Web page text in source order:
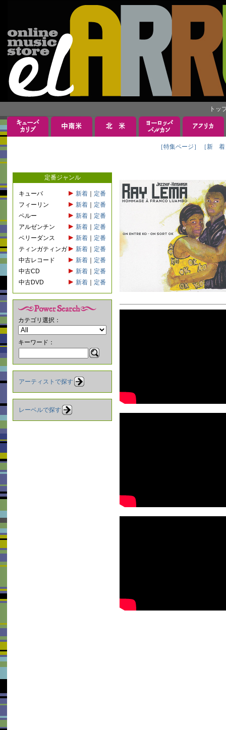
トッ
［特集ページ］ ［新 着
定番ジャンル
キューバ 新着
定番
フィーリン
新着
定番
ペルー
新着
定番
アルゼンチン
新着
定番
ベリーダンス
新着
定番
ティンガティンガ
新着
定番
中古レコード
新着
定番
中古CD
新着
定番
中古DVD
新着 定番
カテゴリ選択：
キーワード：
アーティストで探す
レーベルで探す